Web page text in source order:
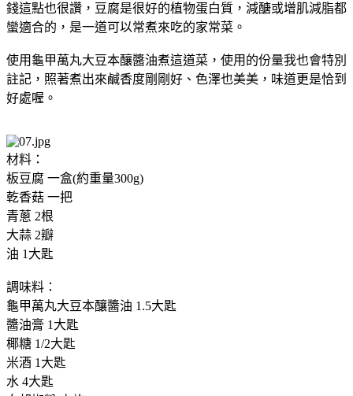
錢這點也很讚，豆腐是很好的植物蛋白質，減醣或增肌減脂都
蠻適合的，是一道可以常煮來吃的家常菜。
使用龜甲萬丸大豆本釀醬油煮這道菜，使用的份量我也會特別
註記，照著煮出來鹹香度剛剛好、色澤也美美，味道更是恰到
好處喔。
材料：
板豆腐 一盒(約重量300g)
乾香菇 一把
青蔥 2根
大蒜 2瓣
油 1大匙
調味料：
龜甲萬丸大豆本釀醬油 1.5大匙
醬油膏 1大匙
椰糖 1/2大匙
米酒 1大匙
水 4大匙